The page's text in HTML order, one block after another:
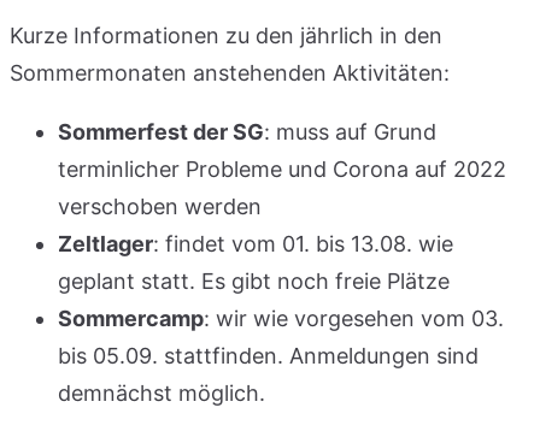
Kurze Informationen zu den jährlich in den
Sommermonaten anstehenden Aktivitäten:
Sommerfest der SG: muss auf Grund
terminlicher Probleme und Corona auf 2022
verschoben werden
Zeltlager: findet vom 01. bis 13.08. wie
geplant statt. Es gibt noch freie Plätze
Sommercamp: wir wie vorgesehen vom 03.
bis 05.09. stattfinden. Anmeldungen sind
demnächst möglich.